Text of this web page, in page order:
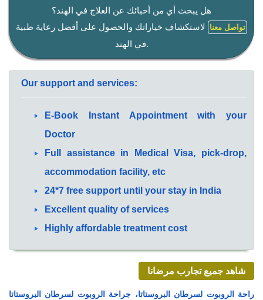
هل يبحث أي من أحبائك عن العلاج في الهند؟
تواصل معنا
لاستكشاف خياراتك والحصول على أفضل رعاية طبية
في الهند.
Our support and services:
E-Book Instant Appointment with your
Doctor
Full assistance in Medical Visa, pick-drop,
accommodation facility, etc
24*7 free support until your stay in India
Excellent quality of services
Highly affordable treatment cost
شاهد جميع تجارب مرضانا
راحة الروبوت لسرطان البروستاتا، جراحة الروبوت لسرطان البروستاتا